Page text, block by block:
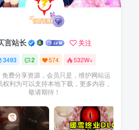
言站长 关注
3493 2 574 532W+
免费分享资源，会员只是，维护网站运
权利为可以支持本地下载，更多内容，
敬请期待！